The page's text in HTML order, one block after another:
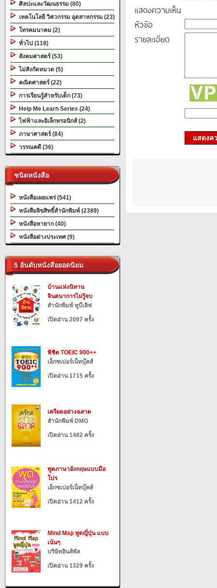
ศิลปะและวัฒนธรรม (80)
เทคโนโลยี วิศวกรรม อุตสาหกรรม (23)
โทรคมนาคม (2)
ทั่วไป (118)
สังคมศาสตร์ (53)
ไม่สังกัดหมวด (5)
คณิตศาสตร์ (22)
การเรียนรู้สำหรับเด็ก (73)
Help Me Learn Series (24)
ไฟฟ้าและอิเล็กทรอนิกส์ (2)
ภาษาศาสตร์ (84)
วรรณคดี (36)
ชนิดหนังสือ
หนังสือเผยแพร่ (541)
หนังสือลิขสิทธิ์สำนักพิมพ์ (2389)
หนังสือหายาก (40)
หนังสือต่างประเทศ (9)
5 อันดับหนังสือยอดนิยม
บ้านแห่งนิทาน
จินตนาการไม่รู้จบ
สำนักพิมพ์ ทูบีเลิฟ
เปิดอ่าน 2097 ครั้ง
พิชิต TOEIC 900++
เอ็กซเปอร์เน็ทบุ๊คส์
เปิดอ่าน 1715 ครั้ง
เครียดอย่างฉลาด
สำนักพิมพ์ DMG
เปิดอ่าน 1482 ครั้ง
พูดภาษาอังกฤษแบบมือ
โปร
เอ็กซเปอร์เน็ทบุ๊คส์
เปิดอ่าน 1412 ครั้ง
Mind Map พูดญี่ปุ่น แบบ
เน้นๆ
บริษัทอินส์พัล
เปิดอ่าน 1329 ครั้ง
แสดงความเห็น
หัวข้อ
รายละเอียด
แสดงค